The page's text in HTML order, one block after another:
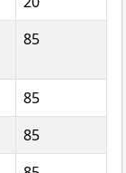
85
85
85